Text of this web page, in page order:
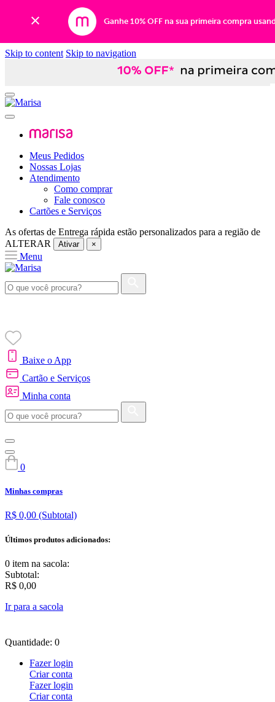
Ganhe 10% OFF na sua primeira compra
Skip to content Skip to navigation
Meus Pedidos
Nossas Lojas
Atendimento
Como comprar
Fale conosco
Cartões e Serviços
As ofertas de Entrega rápida estão personalizados para a região de
ALTERAR
Ativar ×
Menu
Baixe o App
Cartão e Serviços
Minha conta
0
Minhas compras
R$ 0,00 (Subtotal)
Últimos produtos adicionados:
0 item na sacola:
Subtotal:
R$ 0,00
Ir para a sacola
Quantidade: 0
Fazer login
Criar conta
Fazer login
Criar conta